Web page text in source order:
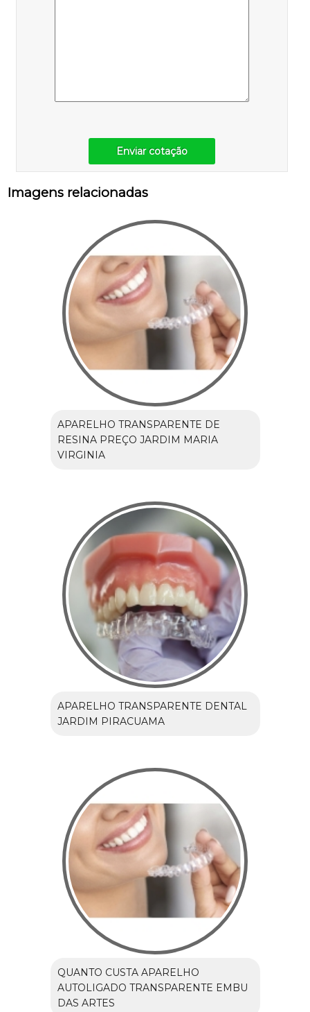
Enviar cotação
Imagens relacionadas
APARELHO TRANSPARENTE DE
RESINA PREÇO JARDIM MARIA
VIRGINIA
APARELHO TRANSPARENTE DENTAL
JARDIM PIRACUAMA
QUANTO CUSTA APARELHO
AUTOLIGADO TRANSPARENTE EMBU
DAS ARTES